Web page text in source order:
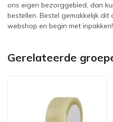
ons eigen bezorggebied, dan
bestellen. Bestel gemakkelijk
webshop en begin met inpakken!
Gerelateerde